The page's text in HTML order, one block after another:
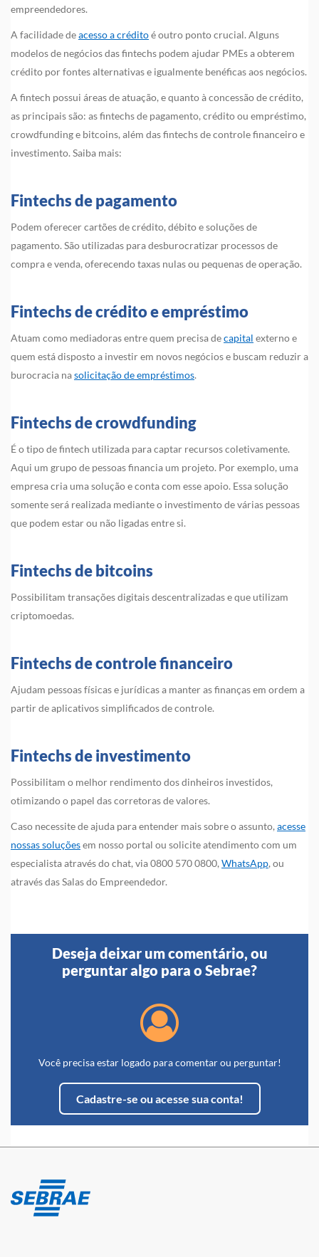
empreendedores.
A facilidade deacesso a créditoé outro ponto crucial. Alguns
modelos de negócios das fintechs podem ajudar PMEs a obterem
crédito por fontes alternativas e igualmente benéficas aos negócios.
A fintech possui áreas de atuação, e quanto à concessão de crédito,
as principais são: as fintechs de pagamento, crédito ou empréstimo,
crowdfunding e bitcoins, além das fintechs de controle financeiro e
investimento. Saiba mais:
Fintechs de pagamento
Podem oferecer cartões de crédito, débito e soluções de
pagamento. São utilizadas para desburocratizar processos de
compra e venda, oferecendo taxas nulas ou pequenas de operação.
Fintechs de crédito e empréstimo
Atuam como mediadoras entre quem precisa decapital externo e
quem está disposto a investir em novos negócios e buscam reduzir a
burocracia nasolicitação de empréstimos.
Fintechs de crowdfunding
É o tipo de fintech utilizada para captar recursos coletivamente.
Aqui um grupo de pessoas financia um projeto. Por exemplo, uma
empresa cria uma solução e conta com esse apoio. Essa solução
somente será realizada mediante o investimento de várias pessoas
que podem estar ou não ligadas entre si.
Fintechs de bitcoins
Possibilitam transações digitais descentralizadas e que utilizam
criptomoedas.
Fintechs de controle financeiro
Ajudam pessoas físicas e jurídicas a manter as finanças em ordem a
partir de aplicativos simplificados de controle.
Fintechs de investimento
Possibilitam o melhor rendimento dos dinheiros investidos,
otimizando o papel das corretoras de valores.
Caso necessite de ajuda para entender mais sobre o assunto, acesse
nossas soluçõesem nosso portal ou solicite atendimento com um
especialista através do chat, via 0800 570 0800, WhatsApp, ou
através das Salas do Empreendedor.
Deseja deixar um comentário, ou
perguntar algo para o Sebrae?
Você precisa estar logado para comentar ou perguntar!
Cadastre-se ou acesse sua conta!